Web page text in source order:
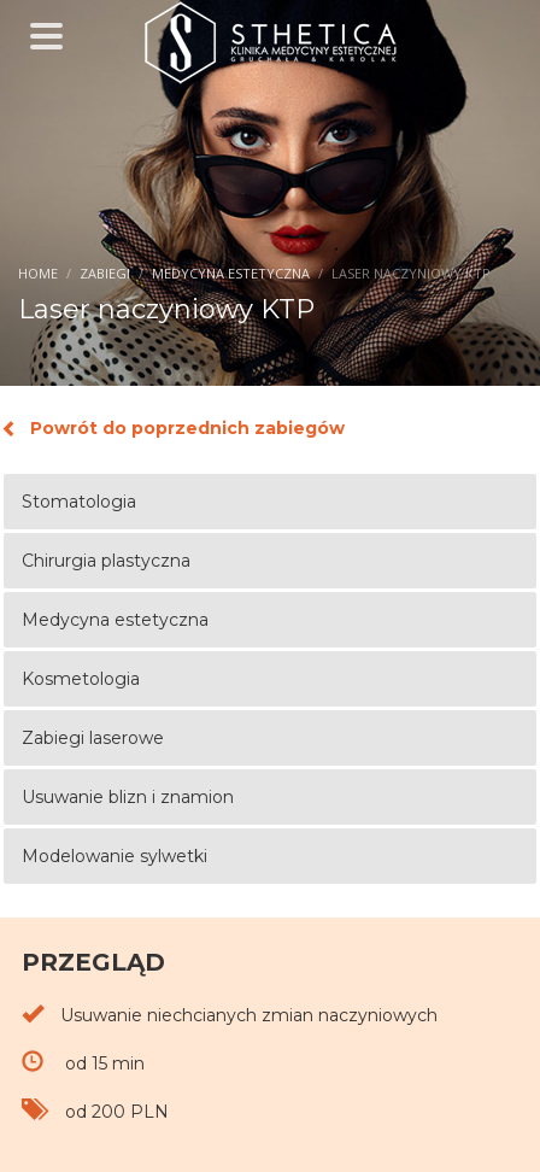
HOME ZABIEGI MEDYCYNA ESTETYCZNA LASER NACZYNIOWY KTP
Laser naczyniowy KTP
Powrót do poprzednich zabiegów
Stomatologia
Chirurgia plastyczna
Medycyna estetyczna
Kosmetologia
Zabiegi laserowe
Usuwanie blizn i znamion
Modelowanie sylwetki
PRZEGLĄD
Usuwanie niechcianych zmian naczyniowych
od 15 min
od 200 PLN